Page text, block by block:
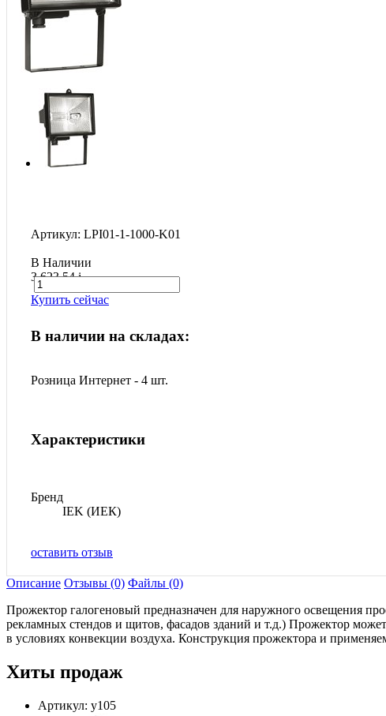
Артикул: LPI01-1-1000-K01
В Наличии
3 623.54i
Купить сейчас
В наличии на складах:
Розница Интернет - 4 шт.
Характеристики
Бренд
IEK (ИЕК)
оставить отзыв
Описание Отзывы (0) Файлы (0)
Прожектор галогеновый предназначен для наружного освещения
рекламных стендов и щитов, фасадов зданий и т.д.) Прожектор
в условиях конвекции воздуха. Конструкция прожектора и
Хиты продаж
Артикул: у105